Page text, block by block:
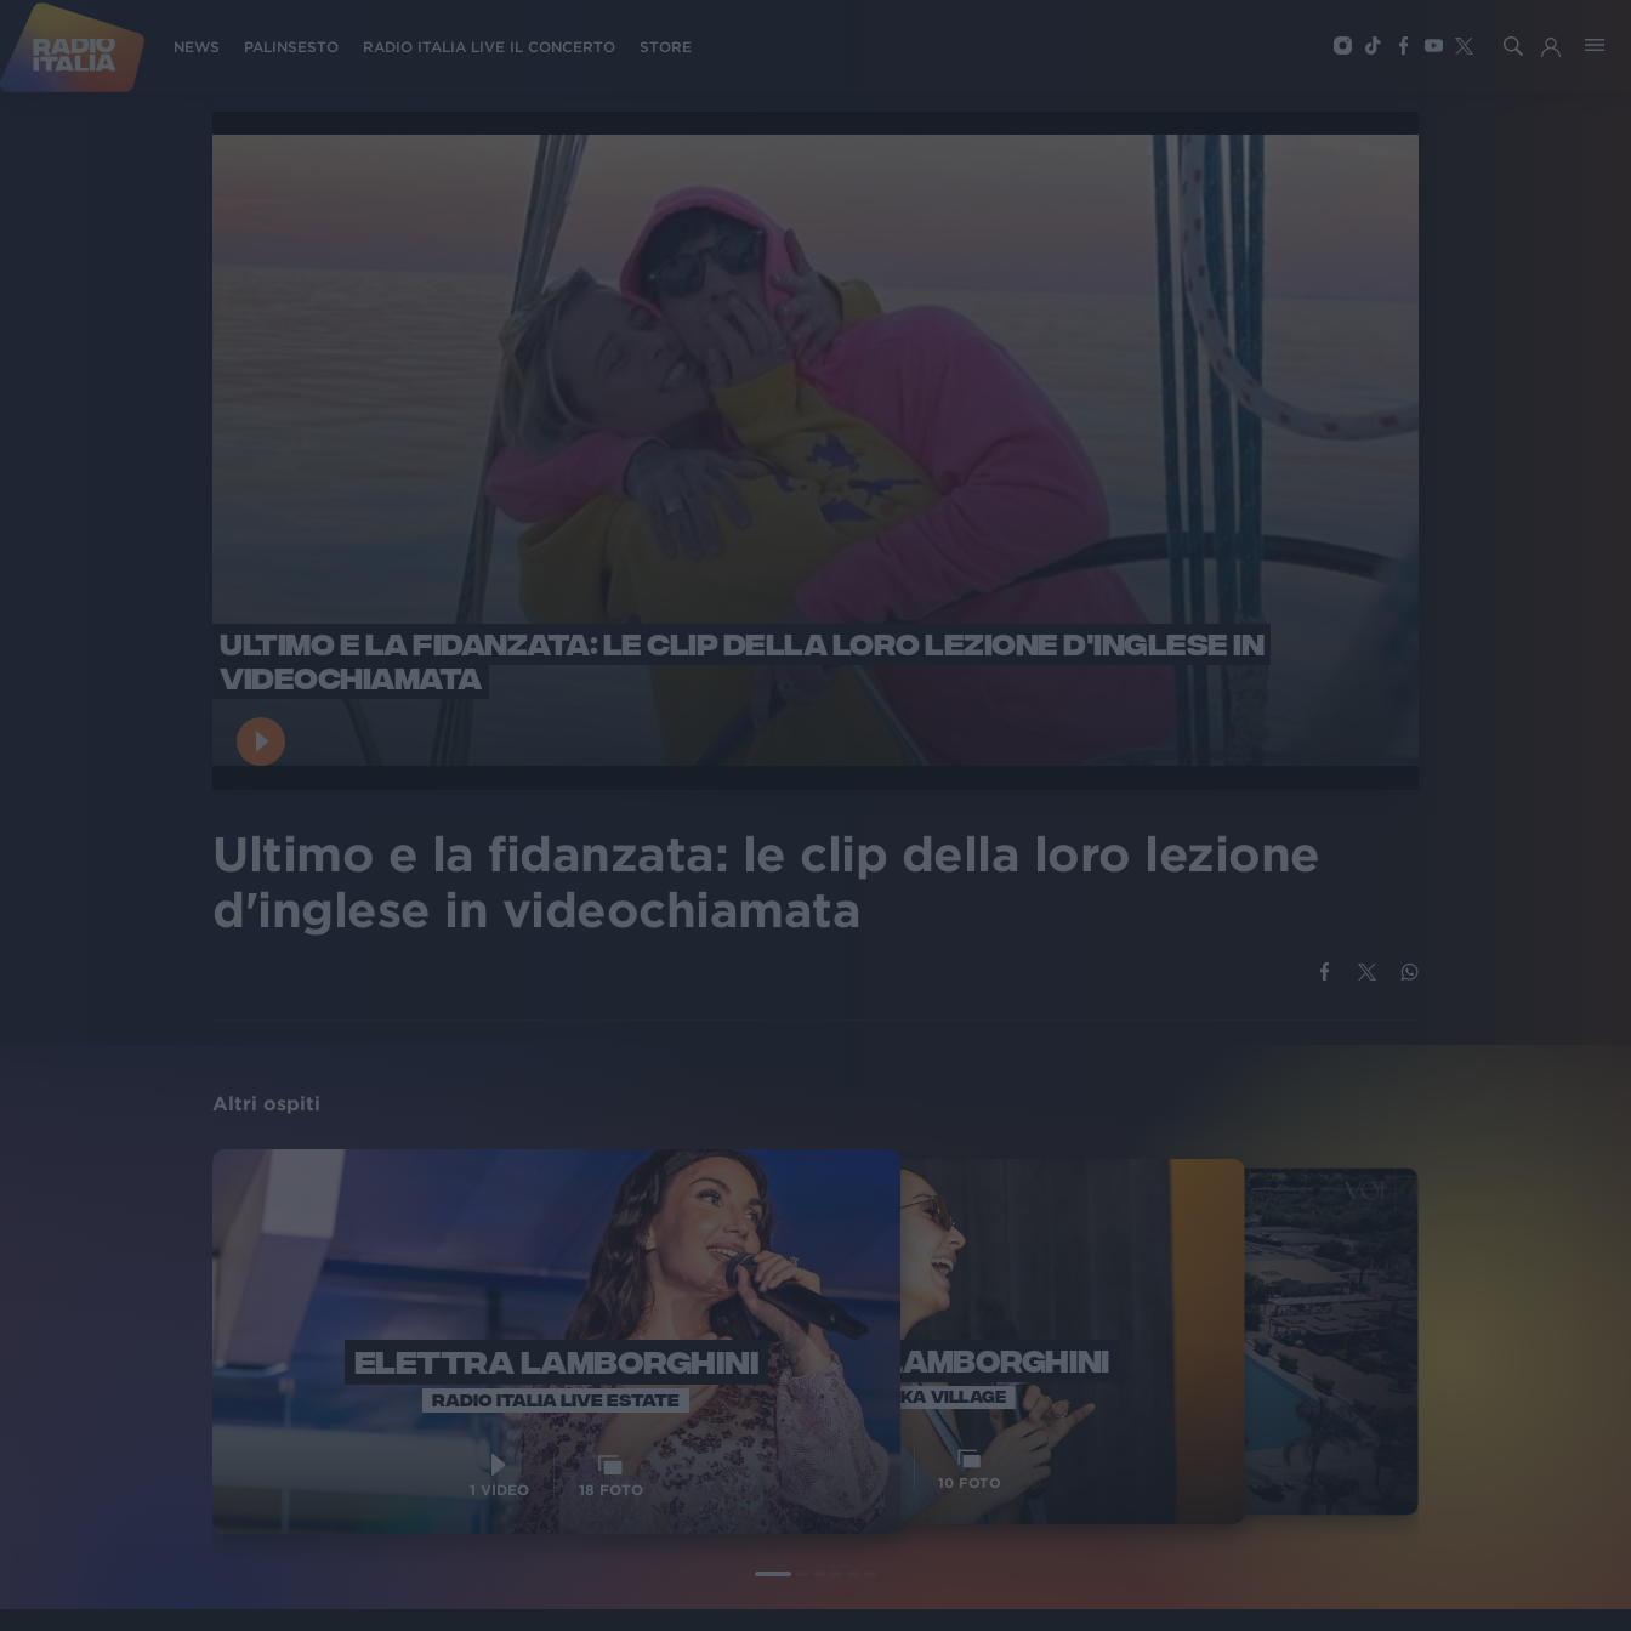
NEWS PALINSESTO RADIO ITALIA LIVE IL CONCERTO STORE
ULTIMO E LA FIDANZATA: LE CLIP DELLA LORO LEZIONE D'INGLESE IN
VIDEOCHIAMATA
Ultimo e la fidanzata: le clip della loro lezione
d'inglese in videochiamata
Altri ospiti
ELETTRA LAMBORGHINI
RADIO ITALIA LIVE ESTATE
1 VIDEO 18 FOTO
ELETTRA LAMBORGHINI
VOI TANKA VILLAGE
10 FOTO
RADIO ITALIA
VOI TANKA VILLAGE